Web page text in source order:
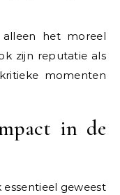
het moreel
zijn reputatie als
momenten
in de
geweest